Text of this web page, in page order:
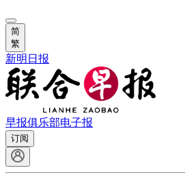
简
繁
新明日报
早报俱乐部电子报
订阅